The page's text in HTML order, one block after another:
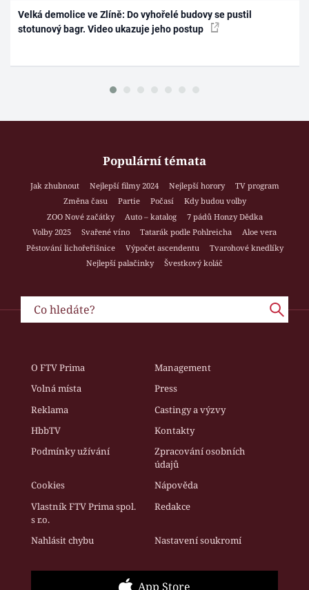
Velká demolice ve Zlíně: Do vyhořelé budovy se pustil
stotunový bagr. Video ukazuje jeho postup
Populární témata
Jak zhubnout Nejlepší filmy 2024 Nejlepší horory
TV program
Změna času
Partie Počasí
Kdy budou volby
ZOO Nové začátky
Auto – katalog
7 pádů Honzy Dědka
Volby 2025
Svařené víno Tatarák podle Pohlreicha
Aloe vera
Pěstování lichořeřišnice
Výpočet ascendentu
Tvarohové knedlíky
Nejlepší palačinky
Švestkový koláč
O FTV Prima
Management
Volná místa
Press
Reklama
Castingy a výzvy
HbbTV
Kontakty
Podmínky užívání
Zpracování osobních
údajů
Cookies
Nápověda
Vlastník FTV Prima spol.
s r.o.
Redakce
Nahlásit chybu Nastavení soukromí
App Store